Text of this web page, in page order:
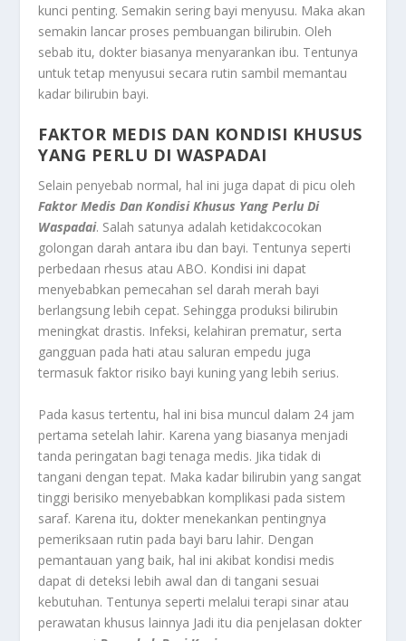
kunci penting. Semakin sering bayi menyusu. Maka akan
semakin lancar proses pembuangan bilirubin. Oleh
sebab itu, dokter biasanya menyarankan ibu. Tentunya
untuk tetap menyusui secara rutin sambil memantau
kadar bilirubin bayi.
FAKTOR MEDIS DAN KONDISI KHUSUS
YANG PERLU DI WASPADAI
Selain penyebab normal, hal ini juga dapat di picu oleh
Faktor Medis Dan Kondisi Khusus Yang Perlu Di
Waspadai. Salah satunya adalah ketidakcocokan
golongan darah antara ibu dan bayi. Tentunya seperti
perbedaan rhesus atau ABO. Kondisi ini dapat
menyebabkan pemecahan sel darah merah bayi
berlangsung lebih cepat. Sehingga produksi bilirubin
meningkat drastis. Infeksi, kelahiran prematur, serta
gangguan pada hati atau saluran empedu juga
termasuk faktor risiko bayi kuning yang lebih serius.
Pada kasus tertentu, hal ini bisa muncul dalam 24 jam
pertama setelah lahir. Karena yang biasanya menjadi
tanda peringatan bagi tenaga medis. Jika tidak di
tangani dengan tepat. Maka kadar bilirubin yang sangat
tinggi berisiko menyebabkan komplikasi pada sistem
saraf. Karena itu, dokter menekankan pentingnya
pemeriksaan rutin pada bayi baru lahir. Dengan
pemantauan yang baik, hal ini akibat kondisi medis
dapat di deteksi lebih awal dan di tangani sesuai
kebutuhan. Tentunya seperti melalui terapi sinar atau
perawatan khusus lainnya Jadi itu dia penjelasan dokter